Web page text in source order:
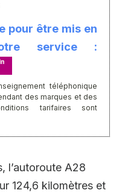
pour être mis en
service :
téléphonique
des marques et des
tarifaires sont
l’autoroute A28
124,6 kilomètres et